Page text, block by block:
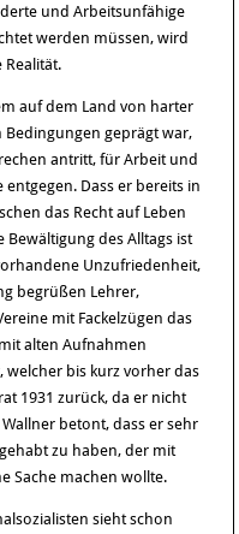
und Arbeitsunfähige
werden müssen, wird
auf dem Land von harter
Bedingungen geprägt war,
antritt, für Arbeit und
Dass er bereits in
das Recht auf Leben
des Alltags ist
Unzufriedenheit,
begrüßen Lehrer,
mit Fackelzügen das
alten Aufnahmen
welcher bis kurz vorher das
1931 zurück, da er nicht
betont, dass er sehr
zu haben, der mit
Sache machen wollte.
sieht schon